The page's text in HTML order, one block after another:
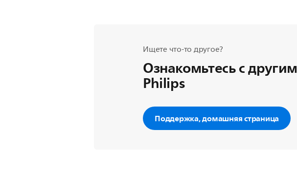
Ищете что-то другое?
Ознакомьтесь с
Philips
Поддержка, домашняя страница